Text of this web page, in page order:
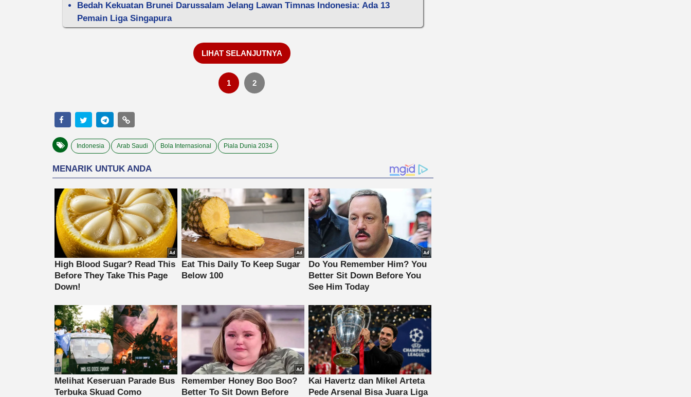
Bedah Kekuatan Brunei Darussalam Jelang Lawan Timnas Indonesia: Ada 13
Pemain Liga Singapura
LIHAT SELANJUTNYA
1 2
Indonesia Arab Saudi Bola Internasional Piala Dunia 2034